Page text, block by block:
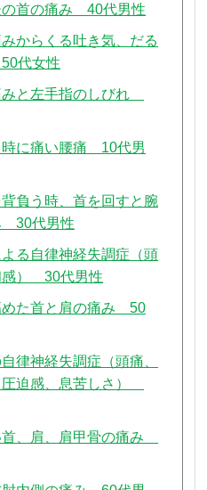
の首の痛み 40代男性
からくる吐き気、だる
代女性
みと左手指のしびれ
時に痛い腰痛 10代男
背負う時、首を回すと腕
30代男性
よる自律神経失調症（頭
感） 30代男性
めた首と肩の痛み 50
律神経失調症（頭痛、
迫感、息苦しさ）
首、肩、肩甲骨の痛み